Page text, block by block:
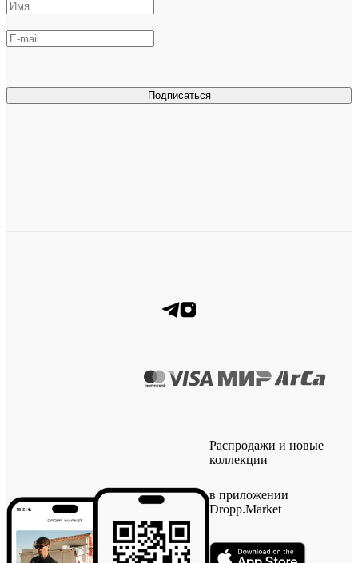
Подписаться
Распродажи и новые
коллекции
в приложении
Dropp.Market